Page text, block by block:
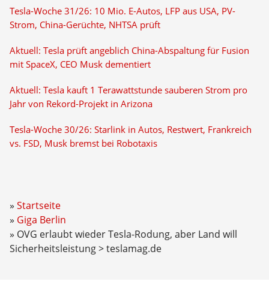
Tesla-Woche 31/26: 10 Mio. E-Autos, LFP aus USA, PV-
Strom, China-Gerüchte, NHTSA prüft
Aktuell: Tesla prüft angeblich China-Abspaltung für Fusion
mit SpaceX, CEO Musk dementiert
Aktuell: Tesla kauft 1 Terawattstunde sauberen Strom pro
Jahr von Rekord-Projekt in Arizona
Tesla-Woche 30/26: Starlink in Autos, Restwert, Frankreich
vs. FSD, Musk bremst bei Robotaxis
Startseite
Giga Berlin
OVG erlaubt wieder Tesla-Rodung, aber Land will
Sicherheitsleistung > teslamag.de